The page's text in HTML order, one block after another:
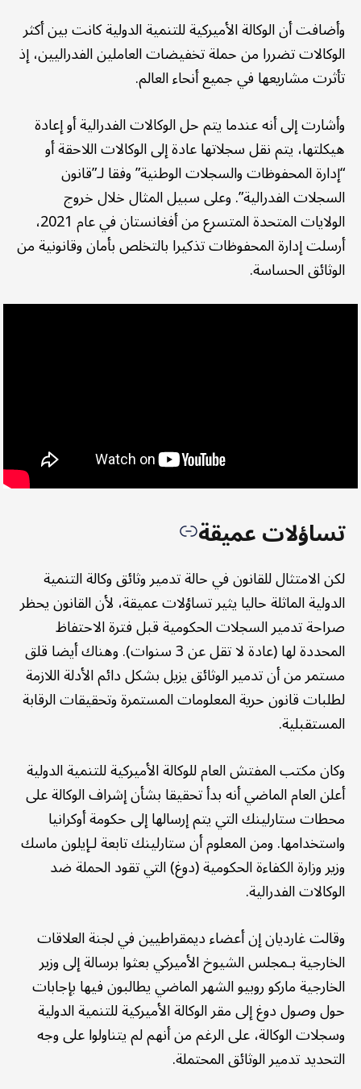
وأضافت أن الوكالة الأميركية للتنمية الدولية كانت بين أكثر
الوكالات تضررا من حملة تخفيضات العاملين الفدراليين، إذ
تأثرت مشاريعها في جميع أنحاء العالم.
وأشارت إلى أنه عندما يتم حل الوكالات الفدرالية أو إعادة
هيكلتها، يتم نقل سجلاتها عادة إلى الوكالات اللاحقة أو
“إدارة المحفوظات والسجلات الوطنية” وفقا لـ”قانون
السجلات الفدرالية”. وعلى سبيل المثال خلال خروج
الولايات المتحدة المتسرع من أفغانستان في عام 2021،
أرسلت إدارة المحفوظات تذكيرا بالتخلص بأمان وقانونية من
الوثائق الحساسة.
تساؤلات عميقة
لكن الامتثال للقانون في حالة تدمير وثائق وكالة التنمية
الدولية الماثلة حاليا يثير تساؤلات عميقة، لأن القانون يحظر
صراحة تدمير السجلات الحكومية قبل فترة الاحتفاظ
المحددة لها (عادة لا تقل عن 3 سنوات). وهناك أيضا قلق
مستمر من أن تدمير الوثائق يزيل بشكل دائم الأدلة اللازمة
لطلبات قانون حرية المعلومات المستمرة وتحقيقات الرقابة
المستقبلية.
وكان مكتب المفتش العام للوكالة الأميركية للتنمية الدولية
أعلن العام الماضي أنه بدأ تحقيقا بشأن إشراف الوكالة على
محطات ستارلينك التي يتم إرسالها إلى حكومة أوكرانيا
واستخدامها. ومن المعلوم أن ستارلينك تابعة لـإيلون ماسك
وزير وزارة الكفاءة الحكومية (دوغ) التي تقود الحملة ضد
الوكالات الفدرالية.
وقالت غارديان إن أعضاء ديمقراطيين في لجنة العلاقات
الخارجية بـمجلس الشيوخ الأميركي بعثوا برسالة إلى وزير
الخارجية ماركو روبيو الشهر الماضي يطالبون فيها بإجابات
حول وصول دوغ إلى مقر الوكالة الأميركية للتنمية الدولية
وسجلات الوكالة، على الرغم من أنهم لم يتناولوا على وجه
التحديد تدمير الوثائق المحتملة.